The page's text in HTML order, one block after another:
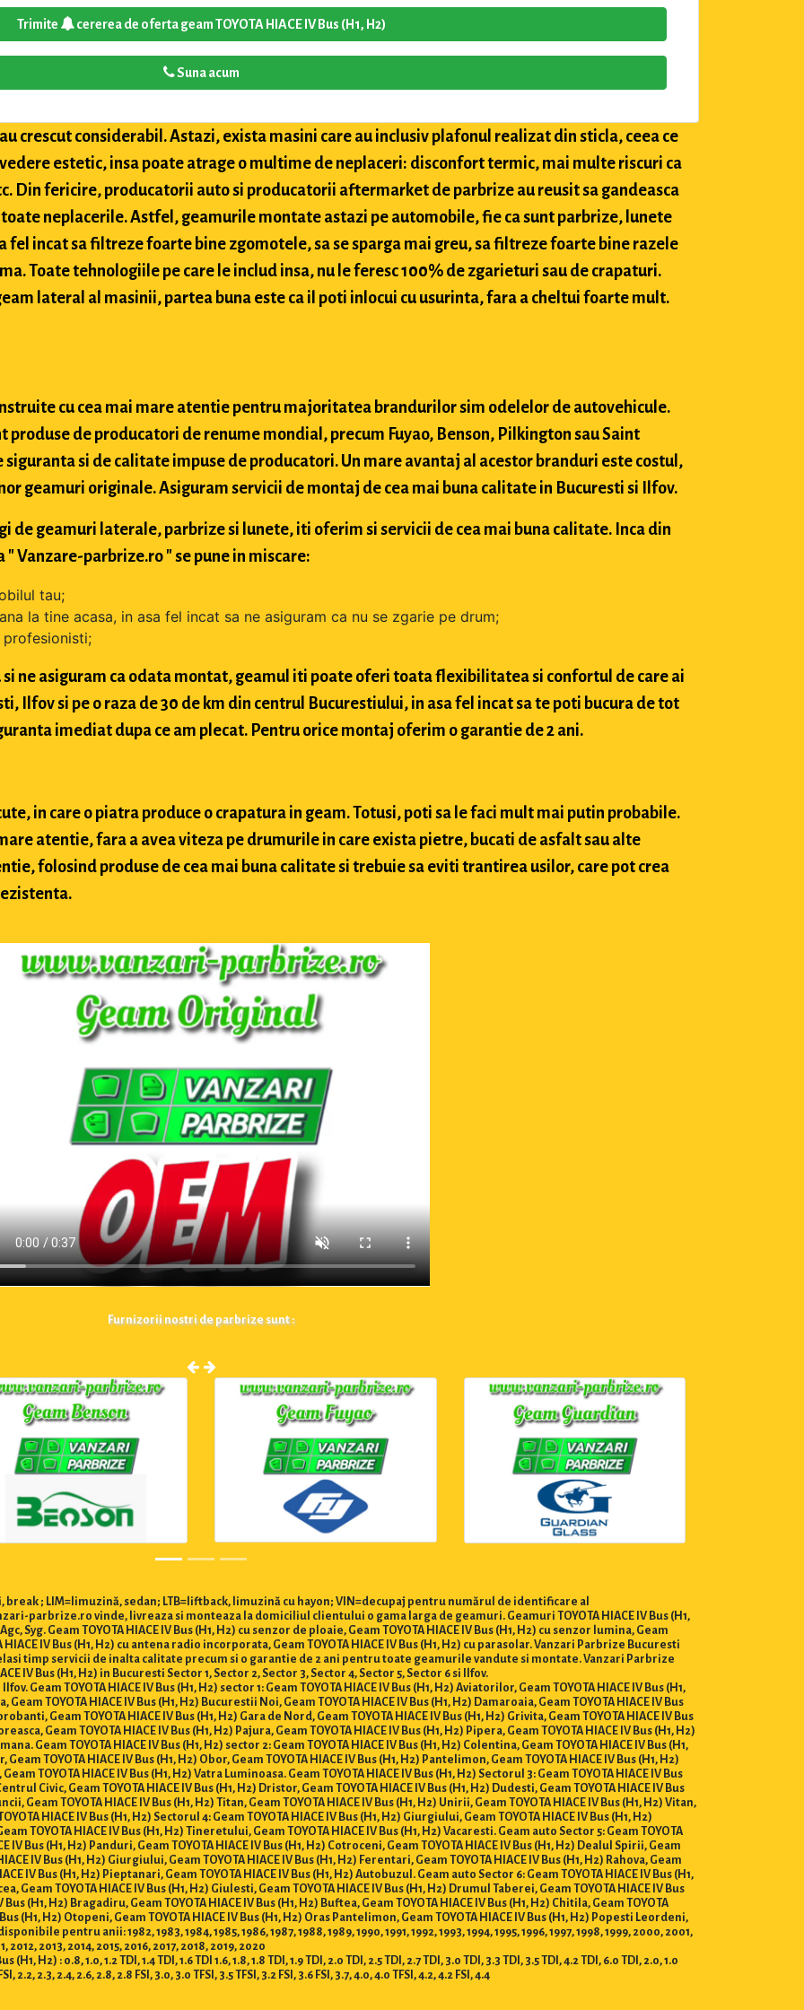
Trimite cererea de oferta geam TOYOTA HIACE IV Bus (H1, H2)
Suna acum
crescut considerabil. Astazi, exista masini care au inclusiv plafonul realizat din sticla, ceea ce
estetic, insa poate atrage o multime de neplaceri: disconfort termic, mai multe riscuri ca
Din fericire, producatorii auto si producatorii aftermarket de parbrize au reusit sa gandeasca
neplacerile. Astfel, geamurile montate astazi pe automobile, fie ca sunt parbrize, lunete
fel incat sa filtreze foarte bine zgomotele, sa se sparga mai greu, sa filtreze foarte bine razele
Toate tehnologiile pe care le includ insa, nu le feresc 100% de zgarieturi sau de crapaturi.
lateral al masinii, partea buna este ca il poti inlocui cu usurinta, fara a cheltui foarte mult.
cu cea mai mare atentie pentru majoritatea brandurilor sim odelelor de autovehicule.
produse de producatori de renume mondial, precum Fuyao, Benson, Pilkington sau Saint
si de calitate impuse de producatori. Un mare avantaj al acestor branduri este costul,
geamuri originale. Asiguram servicii de montaj de cea mai buna calitate in Bucuresti si Ilfov.
de geamuri laterale, parbrize si lunete, iti oferim si servicii de cea mai buna calitate. Inca din
Vanzare-parbrize.ro " se pune in miscare:
tau;
la tine acasa, in asa fel incat sa ne asiguram ca nu se zgarie pe drum;
ne asiguram ca odata montat, geamul iti poate oferi toata flexibilitatea si confortul de care ai
Ilfov si pe o raza de 30 de km din centrul Bucurestiului, in asa fel incat sa te poti bucura de tot
imediat dupa ce am plecat. Pentru orice montaj oferim o garantie de 2 ani.
in care o piatra produce o crapatura in geam. Totusi, poti sa le faci mult mai putin probabile.
atentie, fara a avea viteza pe drumurile in care exista pietre, bucati de asfalt sau alte
folosind produse de cea mai buna calitate si trebuie sa eviti trantirea usilor, care pot crea
Furnizorii nostri de parbrize sunt :
break ; LIM=limuzină, sedan; LTB=liftback, limuzină cu hayon; VIN=decupaj pentru numărul de identificare al
parbrize.ro vinde, livreaza si monteaza la domiciliul clientului o gama larga de geamuri. Geamuri TOYOTA HIACE IV Bus (H1,
Geam TOYOTA HIACE IV Bus (H1, H2) cu senzor de ploaie, Geam TOYOTA HIACE IV Bus (H1, H2) cu senzor lumina, Geam
HIACE IV Bus (H1, H2) cu antena radio incorporata, Geam TOYOTA HIACE IV Bus (H1, H2) cu parasolar. Vanzari Parbrize Bucuresti
timp servicii de inalta calitate precum si o garantie de 2 ani pentru toate geamurile vandute si montate. Vanzari Parbrize
IV Bus (H1, H2) in Bucuresti Sector 1, Sector 2, Sector 3, Sector 4, Sector 5, Sector 6 si Ilfov.
TOYOTA HIACE IV Bus (H1, H2) sector 1: Geam TOYOTA HIACE IV Bus (H1, H2) Aviatorilor, Geam TOYOTA HIACE IV Bus (H1,
Geam TOYOTA HIACE IV Bus (H1, H2) Bucurestii Noi, Geam TOYOTA HIACE IV Bus (H1, H2) Damaroaia, Geam TOYOTA HIACE IV Bus
Geam TOYOTA HIACE IV Bus (H1, H2) Gara de Nord, Geam TOYOTA HIACE IV Bus (H1, H2) Grivita, Geam TOYOTA HIACE IV Bus
Geam TOYOTA HIACE IV Bus (H1, H2) Pajura, Geam TOYOTA HIACE IV Bus (H1, H2) Pipera, Geam TOYOTA HIACE IV Bus (H1, H2)
Geam TOYOTA HIACE IV Bus (H1, H2) sector 2: Geam TOYOTA HIACE IV Bus (H1, H2) Colentina, Geam TOYOTA HIACE IV Bus (H1,
TOYOTA HIACE IV Bus (H1, H2) Obor, Geam TOYOTA HIACE IV Bus (H1, H2) Pantelimon, Geam TOYOTA HIACE IV Bus (H1, H2)
TOYOTA HIACE IV Bus (H1, H2) Vatra Luminoasa. Geam TOYOTA HIACE IV Bus (H1, H2) Sectorul 3: Geam TOYOTA HIACE IV Bus
Civic, Geam TOYOTA HIACE IV Bus (H1, H2) Dristor, Geam TOYOTA HIACE IV Bus (H1, H2) Dudesti, Geam TOYOTA HIACE IV Bus
Geam TOYOTA HIACE IV Bus (H1, H2) Titan, Geam TOYOTA HIACE IV Bus (H1, H2) Unirii, Geam TOYOTA HIACE IV Bus (H1, H2) Vitan,
HIACE IV Bus (H1, H2) Sectorul 4: Geam TOYOTA HIACE IV Bus (H1, H2) Giurgiului, Geam TOYOTA HIACE IV Bus (H1, H2)
TOYOTA HIACE IV Bus (H1, H2) Tineretului, Geam TOYOTA HIACE IV Bus (H1, H2) Vacaresti. Geam auto Sector 5: Geam TOYOTA
IV Bus (H1, H2) Panduri, Geam TOYOTA HIACE IV Bus (H1, H2) Cotroceni, Geam TOYOTA HIACE IV Bus (H1, H2) Dealul Spirii, Geam
IV Bus (H1, H2) Giurgiului, Geam TOYOTA HIACE IV Bus (H1, H2) Ferentari, Geam TOYOTA HIACE IV Bus (H1, H2) Rahova, Geam
IV Bus (H1, H2) Pieptanari, Geam TOYOTA HIACE IV Bus (H1, H2) Autobuzul. Geam auto Sector 6: Geam TOYOTA HIACE IV Bus (H1,
Geam TOYOTA HIACE IV Bus (H1, H2) Giulesti, Geam TOYOTA HIACE IV Bus (H1, H2) Drumul Taberei, Geam TOYOTA HIACE IV Bus
(H1, H2) Bragadiru, Geam TOYOTA HIACE IV Bus (H1, H2) Buftea, Geam TOYOTA HIACE IV Bus (H1, H2) Chitila, Geam TOYOTA
(H1, H2) Otopeni, Geam TOYOTA HIACE IV Bus (H1, H2) Oras Pantelimon, Geam TOYOTA HIACE IV Bus (H1, H2) Popesti Leordeni,
pentru anii: 1982, 1983, 1984, 1985, 1986, 1987, 1988, 1989, 1990, 1991, 1992, 1993, 1994, 1995, 1996, 1997, 1998, 1999, 2000, 2001,
2013, 2014, 2015, 2016, 2017, 2018, 2019, 2020
: 0.8, 1.0, 1.2 TDI, 1.4 TDI, 1.6 TDI 1.6, 1.8, 1.8 TDI, 1.9 TDI, 2.0 TDI, 2.5 TDI, 2.7 TDI, 3.0 TDI, 3.3 TDI, 3.5 TDI, 4.2 TDI, 6.0 TDI, 2.0, 1.0
2.2, 2.3, 2.4, 2.6, 2.8, 2.8 FSI, 3.0, 3.0 TFSI, 3.5 TFSI, 3.2 FSI, 3.6 FSI, 3.7, 4.0, 4.0 TFSI, 4.2, 4.2 FSI, 4.4